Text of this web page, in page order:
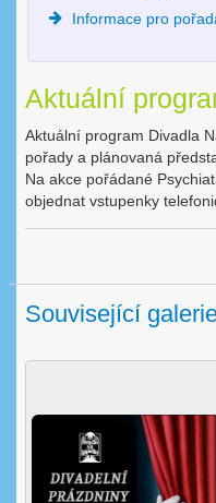
Informace pro
Aktuální
Aktuální program Divadla
pořady a plánovaná
Na akce pořádané
objednat vstupenky
Související